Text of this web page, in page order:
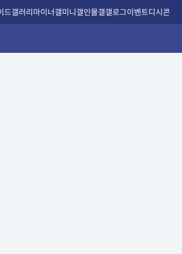
드갤러리마이너갤미니갤인물갤갤로그이벤트디시콘